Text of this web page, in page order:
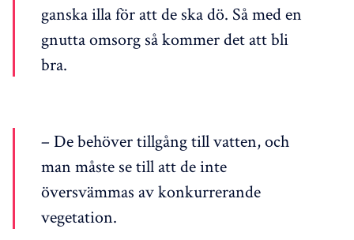
ganska illa för att de ska dö. Så med en
gnutta omsorg så kommer det att bli
bra.
– De behöver tillgång till vatten, och
man måste se till att de inte
översvämmas av konkurrerande
vegetation.